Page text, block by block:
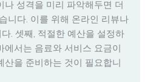
나 성격을 미리 파악해두면 더
니다. 이를 위해 온라인 리뷰나
. 셋째, 적절한 예산을 설정하
에서는 음료와 서비스 요금이
산을 준비하는 것이 필요합니